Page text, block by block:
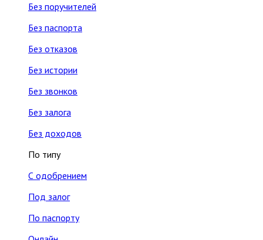
Без поручителей
Без паспорта
Без отказов
Без истории
Без звонков
Без залога
Без доходов
По типу
С одобрением
Под залог
По паспорту